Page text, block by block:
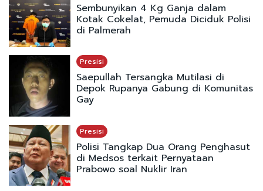
Sembunyikan 4 Kg Ganja dalam
Kotak Cokelat, Pemuda Diciduk Polisi
di Palmerah
Presisi
Saepullah Tersangka Mutilasi di
Depok Rupanya Gabung di Komunitas
Gay
Presisi
Polisi Tangkap Dua Orang Penghasut
di Medsos terkait Pernyataan
Prabowo soal Nuklir Iran